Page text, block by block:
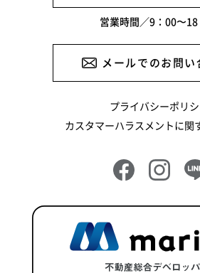
営業時間／9：00〜
メールでのお問い
プライバシーポリ
カスタマーハラスメントに関